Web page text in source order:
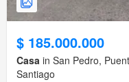
$ 185.000.000
Casa in San Pedro,
Santiago